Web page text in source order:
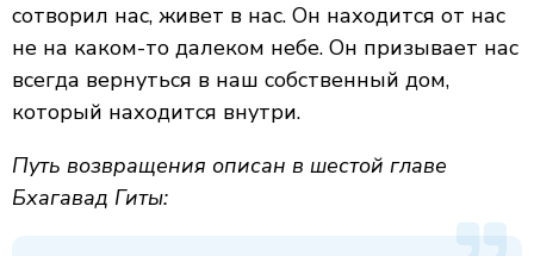
сотворил нас, живет в нас. Он находится от нас
не на каком-то далеком небе. Он призывает нас
всегда вернуться в наш собственный дом,
который находится внутри.
Путь возвращения описан в шестой главе
Бхагавад Гиты: